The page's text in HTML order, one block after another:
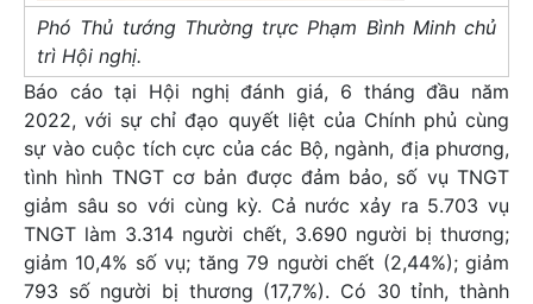
Phó Thủ tướng Thường trực Phạm Bình Minh chủ
trì Hội nghị.
Báo cáo tại Hội nghị đánh giá, 6 tháng đầu năm
2022, với sự chỉ đạo quyết liệt của Chính phủ cùng
sự vào cuộc tích cực của các Bộ, ngành, địa phương,
tình hình TNGT cơ bản được đảm bảo, số vụ TNGT
giảm sâu so với cùng kỳ. Cả nước xảy ra 5.703 vụ
TNGT làm 3.314 người chết, 3.690 người bị thương;
giảm 10,4% số vụ; tăng 79 người chết (2,44%); giảm
793 số người bị thương (17,7%). Có 30 tỉnh, thành